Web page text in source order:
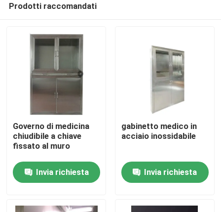
Casa
Prodotti raccomandati
Governo di medicina
chiudibile a chiave
fissato al muro
Invia richiesta
gabinetto medico in
acciaio inossidabile
Invia richiesta